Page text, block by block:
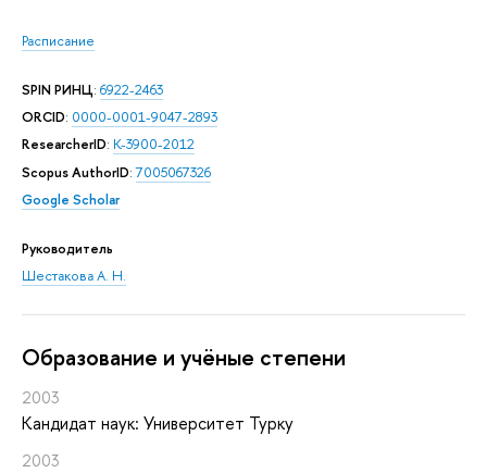
Расписание
SPIN РИНЦ: 6922-2463
ORCID: 0000-0001-9047-2893
ResearcherID: K-3900-2012
Scopus AuthorID:7005067326
Google Scholar
Руководитель
Шестакова А. Н.
Oбразование и учёные степени
2003
Кандидат наук: Университет Турку
2003